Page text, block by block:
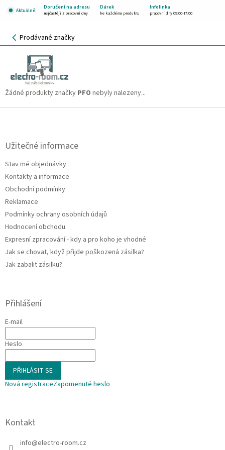
Aktuálně:
Doručení na adresu Dárek Infolinka
nejčastěji 3 pracovní dny ke každému produktu pracovní dny 09:00-17:00
NÁKUPNÍ
KOŠÍK
Prodávané značky
Žádné produkty značky PFO nebyly nalezeny...
Z
Užitečné informace
Stav mé objednávky
Kontakty a informace
Obchodní podmínky
Reklamace
Podmínky ochrany osobních údajů
Hodnocení obchodu
Expresní zpracování - kdy a pro koho je vhodné
Jak se chovat, když přijde poškozená zásilka?
Jak zabalit zásilku?
Přihlášení
E-mail
Heslo
PŘIHLÁSIT SE
Nová registraceZapomenuté heslo
Kontakt
info@electro-room.cz